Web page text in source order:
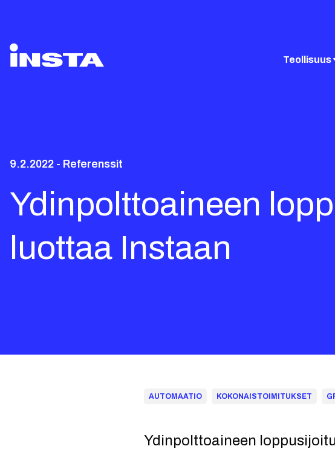
Teollisuus
9.2.2022 - Referenssit
Ydinpolttoaineen
luottaa Instaan
AUTOMAATIO KOKONAISTOIMITUKSET
Ydinpolttoaineen